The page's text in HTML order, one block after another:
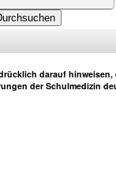
darauf
der Schulmedizin